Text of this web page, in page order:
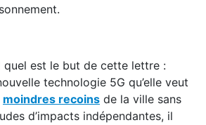
quel est le but de cette lettre :
technologie 5G qu’elle veut
moindres recoins de la ville sans
d’impacts indépendantes, il